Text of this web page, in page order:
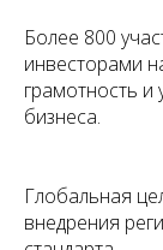
Более 800
инвесторами
грамотность
бизнеса.
Глобальная
внедрения